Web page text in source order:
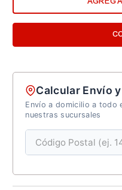
Calcular Envío
Envío a domicilio a todo
nuestras sucursales